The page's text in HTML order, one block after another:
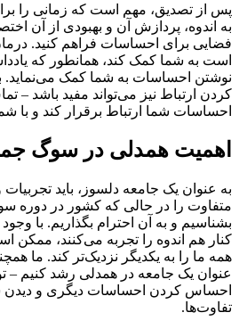
پس از تصدیق، مهم است که زمانی را
به اندوه، پردازش آن و بهبودی از آن
فضایی برای احساسات فراهم کنید.
است به شما کمک کند، همانطور که
نوشتن احساسات به شما کمک می‌نماید.
کردن ارتباط نیز می‌تواند مفید باشد –
احساسات شما ارتباط برقرار کند و با
اهمیت همدلی در سوگ
به عنوان یک جامعه دلسوز، باید تجربیات
متفاوت را در حالی که کشور در دوره
بشناسیم و به آن احترام بگذاریم. با وجود
کنار هم اندوه را تجربه می‌کنند، ممکن
همه ما را به یکدیگر نزدیک‌تر کند. ما
عنوان یک جامعه در همدلی رشد کنیم –
احساس کردن احساسات دیگری و دیدن
تفاوت‌ها.